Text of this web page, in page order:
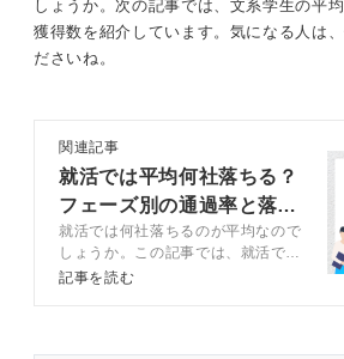
しょうか。次の記事では、文系学生の平
獲得数を紹介しています。気になる人は
ださいね。
関連記事
就活では平均何社落ちる？
フェーズ別の通過率と落ち
ない対策を解説
就活では何社落ちるのが平均なので
しょうか。この記事では、就活での
平均落選数や選考段階別の通過率を
記事を読む